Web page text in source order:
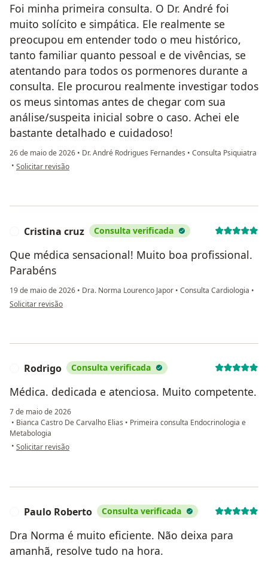
Foi minha primeira consulta. O Dr. André foi
muito solícito e simpática. Ele realmente se
preocupou em entender todo o meu histórico,
tanto familiar quanto pessoal e de vivências, se
atentando para todos os pormenores durante a
consulta. Ele procurou realmente investigar todos
os meus sintomas antes de chegar com sua
análise/suspeita inicial sobre o caso. Achei ele
bastante detalhado e cuidadoso!
26 de maio de 2026 • Dr. André Rodrigues Fernandes • Consulta Psiquiatra
• na opinião do utilizador Giulia Knaippe
Solicitar revisão
Cristina cruz Consulta verificada
Que médica sensacional! Muito boa profissional.
Parabéns
19 de maio de 2026 • Dra. Norma Lourenco Japor • Consulta Cardiologia •
na opinião do utilizador Cristina cruz
Solicitar revisão
Rodrigo Consulta verificada
Médica. dedicada e atenciosa. Muito competente.
7 de maio de 2026
• Bianca Castro De Carvalho Elias • Primeira consulta Endocrinologia e
Metabologia
• na opinião do utilizador Rodrigo
Solicitar revisão
Paulo Roberto Consulta verificada
Dra Norma é muito eficiente. Não deixa para
amanhã, resolve tudo na hora.